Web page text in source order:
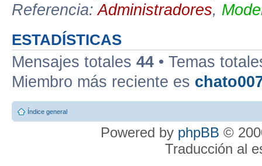
Referencia:Administradores,
ESTADÍSTICAS
Mensajes totales 44 • Temas
Miembro más reciente es
Índice general
Powered by phpBB ©
Traducción al